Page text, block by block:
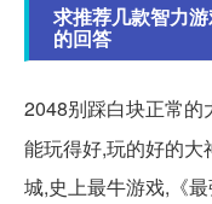
求推荐几款智力
的回答
2048别踩白块正常的
能玩得好,玩的好的大
城,史上最牛游戏,《最